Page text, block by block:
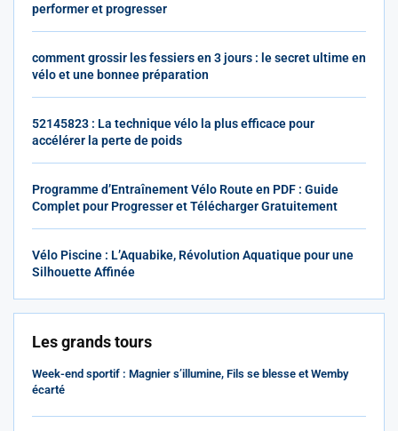
performer et progresser
comment grossir les fessiers en 3 jours : le secret ultime en
vélo et une bonnee préparation
52145823 : La technique vélo la plus efficace pour
accélérer la perte de poids
Programme d’Entraînement Vélo Route en PDF : Guide
Complet pour Progresser et Télécharger Gratuitement
Vélo Piscine : L’Aquabike, Révolution Aquatique pour une
Silhouette Affinée
Les grands tours
Week-end sportif : Magnier s’illumine, Fils se blesse et Wemby
écarté